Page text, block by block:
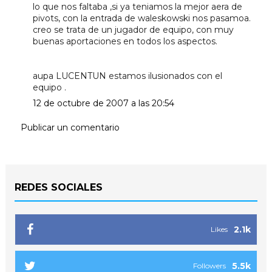
lo que nos faltaba ,si ya teniamos la mejor aera de
pivots, con la entrada de waleskowski nos pasamoa.
creo se trata de un jugador de equipo, con muy
buenas aportaciones en todos los aspectos.
aupa LUCENTUN estamos ilusionados con el
equipo .
12 de octubre de 2007 a las 20:54
Publicar un comentario
REDES SOCIALES
2.1k
Likes
5.5k
Followers